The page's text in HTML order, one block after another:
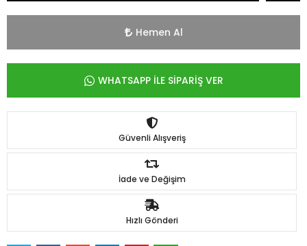
Hemen Al
WHATSAPP İLE SİPARİŞ VER
Güvenli Alışveriş
İade ve Değişim
Hızlı Gönderi